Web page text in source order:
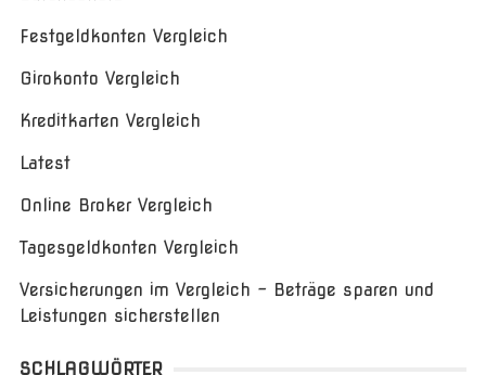
Festgeldkonten Vergleich
Girokonto Vergleich
Kreditkarten Vergleich
Latest
Online Broker Vergleich
Tagesgeldkonten Vergleich
Versicherungen im Vergleich – Beträge sparen und
Leistungen sicherstellen
SCHLAGWÖRTER